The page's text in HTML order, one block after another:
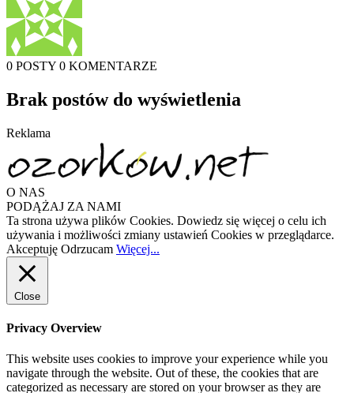
0 POSTY 0 KOMENTARZE
Brak postów do wyświetlenia
Reklama
O NAS
PODĄŻAJ ZA NAMI
Ta strona używa plików Cookies. Dowiedz się więcej o celu ich
używania i możliwości zmiany ustawień Cookies w przeglądarce.
Akceptuję Odrzucam Więcej...
Close
Privacy Overview
This website uses cookies to improve your experience while you
navigate through the website. Out of these, the cookies that are
categorized as necessary are stored on your browser as they are